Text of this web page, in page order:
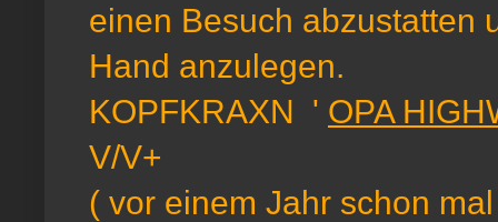
einen Besuch abzustatten
Hand anzulegen.
KOPFKRAXN ' OPA
V/V+
( vor einem Jahr schon